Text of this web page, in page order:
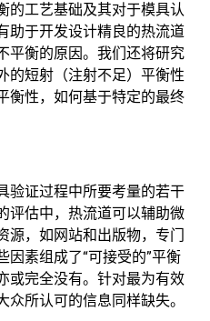
的工艺基础及其对于模具认
助于开发设计精良的热流道
平衡的原因。我们还将研究
的短射（注射不足）平衡性
衡性，如何基于特定的最终
验证过程中所要考量的若干
评估中，热流道可以辅助微
，如网站和出版物，专门
因素组成了“可接受的”平衡
或完全没有。针对最为有效
所认可的信息同样缺失。